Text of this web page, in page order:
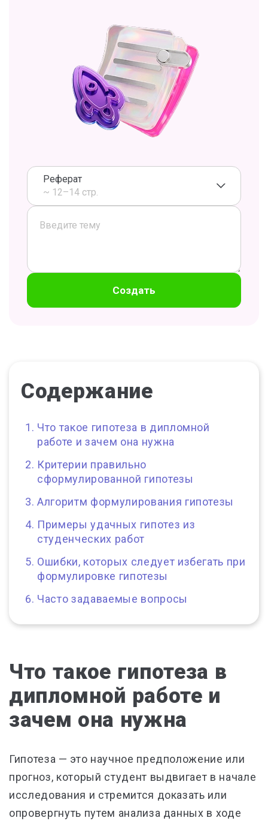
Реферат
~ 12–14 стр.
Создать
Содержание
Что такое гипотеза в дипломной
работе и зачем она нужна
Критерии правильно
сформулированной гипотезы
Алгоритм формулирования гипотезы
Примеры удачных гипотез из
студенческих работ
Ошибки, которых следует избегать при
формулировке гипотезы
Часто задаваемые вопросы
Что такое гипотеза в
дипломной работе и
зачем она нужна
Гипотеза — это научное предположение или
прогноз, который студент выдвигает в начале
исследования и стремится доказать или
опровергнуть путем анализа данных в ходе